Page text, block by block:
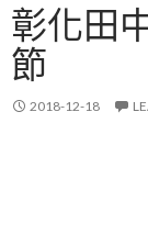
彰化田
節
2018-12-18